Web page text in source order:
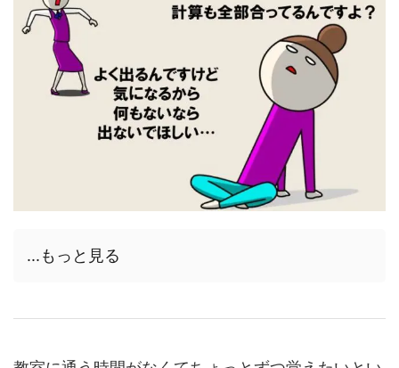
...もっと見る